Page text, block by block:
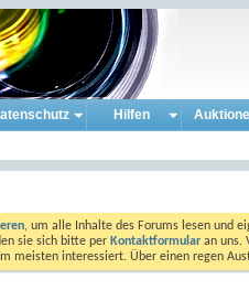
Hilfen
, um alle Inhalte des Forums lesen und
sie sich bitte per Kontaktformular an uns.
meisten interessiert. Über einen regen